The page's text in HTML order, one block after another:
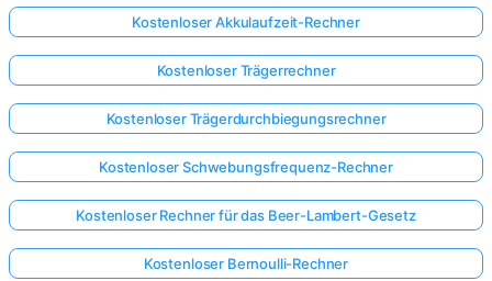
Kostenloser Akkulaufzeit-Rechner
Kostenloser Trägerrechner
Kostenloser Trägerdurchbiegungsrechner
Kostenloser Schwebungsfrequenz-Rechner
Kostenloser Rechner für das Beer-Lambert-Gesetz
Kostenloser Bernoulli-Rechner